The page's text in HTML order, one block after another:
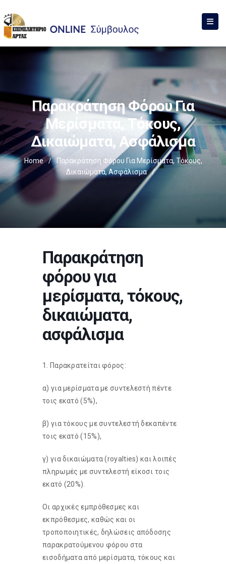
Παρακράτηση Φόρου Για
Μερίσματα, Τόκους,
Δικαιώματα, Ασφάλισμα
Home /
Παρακράτηση Φόρου Για Μερίσματα, Τόκους,
Δικαιώματα, Ασφάλισμα
/
Παρακράτηση
φόρου για
μερίσματα, τόκους,
δικαιώματα,
ασφάλισμα
1. Παρακρατείται φόρος:
α) για μερίσματα με συντελεστή πέντε
τοις εκατό (5%),
β) για τόκους με συντελεστή δεκαπέντε
τοις εκατό (15%),
γ) για δικαιώματα (royalties) και λοιπές
πληρωμές με συντελεστή είκοσι τοις
εκατό (20%).
Οι αρχικές εμπρόθεσμες και
εκπρόθεσμες, καθώς και οι
τροποποιητικές, δηλώσεις απόδοσης
παρακρατούμενου φόρου στα
εισοδήματα από μερίσματα, τόκους και